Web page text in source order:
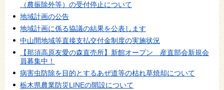
（農振除外等）の受付停止について
地域計画の公告
地域計画に係る協議の結果を公表します
中山間地域等直接支払交付金制度の実施状況
【那須高原友愛の森直売所】新館オープン 産直部会新規会
員募集中！
病害虫防除を目的とするあぜ道等の枯れ草焼却について
栃木県農業防災LINEの開設について